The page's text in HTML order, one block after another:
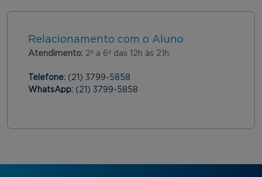
Relacionamento com o Aluno
Atendimento: 2ª a 6ª das 12h às 21h.
Telefone: (21) 3799-5858
WhatsApp: (21) 3799-5858